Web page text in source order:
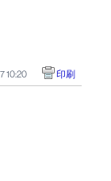
10:20 印刷